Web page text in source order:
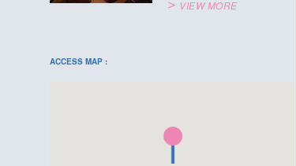
VIEW MORE
ACCESS MAP :